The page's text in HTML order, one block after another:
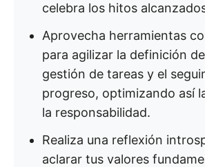
celebra los hitos
Aprovecha herramientas
para agilizar la definición
gestión de tareas y el
progreso, optimizando así
la responsabilidad.
Realiza una reflexión
aclarar tus valores